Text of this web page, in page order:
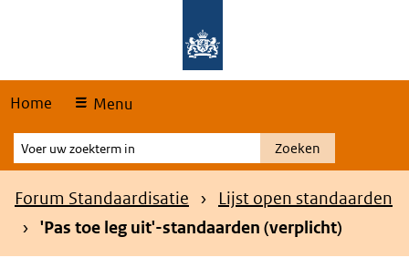
Home Menu
Voer
uw
zoekterm
Zoeken
Kruimelpad
Forum Standaardisatie
Lijst open standaarden
'Pas toe leg uit'-standaarden (verplicht)